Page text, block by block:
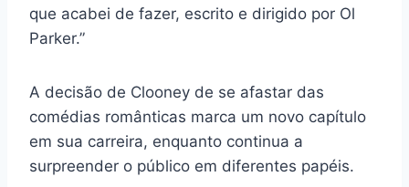
que acabei de fazer, escrito e dirigido por Ol
Parker.”
A decisão de Clooney de se afastar das
comédias românticas marca um novo capítulo
em sua carreira, enquanto continua a
surpreender o público em diferentes papéis.